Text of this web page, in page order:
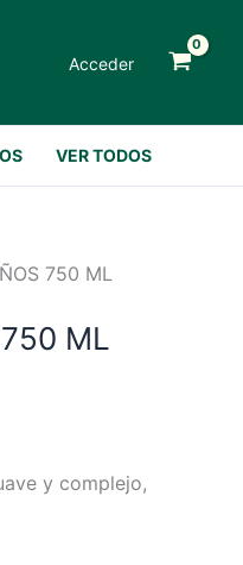
Acceder
VER TODOS
750 ML
ML
y complejo,